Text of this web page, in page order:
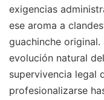
exigencias
ese aroma a
guachinche
evolución natural
supervivencia legal
profesionalizarse